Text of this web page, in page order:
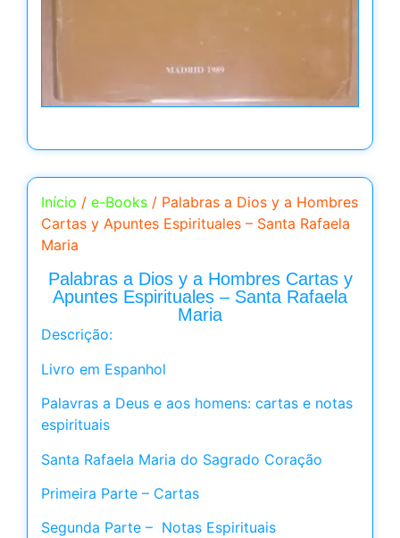
Início / e-Books / Palabras a Dios y a Hombres
Cartas y Apuntes Espirituales – Santa Rafaela
Maria
Palabras a Dios y a Hombres Cartas y
Apuntes Espirituales – Santa Rafaela
Maria
Descrição:
Livro em Espanhol
Palavras a Deus e aos homens: cartas e notas
espirituais
Santa Rafaela Maria do Sagrado Coração
Primeira Parte – Cartas
Segunda Parte – Notas Espirituais